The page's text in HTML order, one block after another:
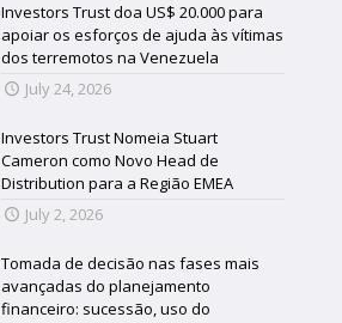
Investors Trust doa US$ 20.000 para
apoiar os esforços de ajuda às vítimas
dos terremotos na Venezuela
July 24, 2026
Investors Trust Nomeia Stuart
Cameron como Novo Head de
Distribution para a Região EMEA
July 2, 2026
Tomada de decisão nas fases mais
avançadas do planejamento
financeiro: sucessão, uso do